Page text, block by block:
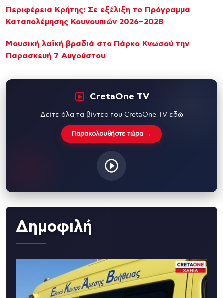
Περιφέρεια Κρήτης: Σε εξέλιξη το Πρόγραμμα
Καταπολέμησης Κουνουπιών 2026–2028
Μουσική λαϊκή βραδιά στο Πάρκο Κνωσού την
Παρασκευή 7 Αυγούστου
CretaOne TV
Δείτε όλα τα βίντεο του CretaOne TV εδώ
Παρακολουθήστε τώρα →
Δημοφιλή